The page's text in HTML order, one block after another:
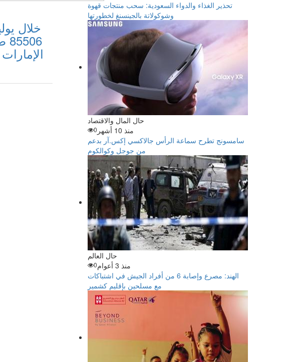
خلال
تحذير الغذاء والدواء السعودية: سحب منتجات قهوة
وشوكولاتة بالجينسنغ لخطورتها
حال المال والاقتصاد
منذ 10 أشهر
0
سامسونج تطرح سماعة الرأس جالاكسي إكس.آر بدعم
من جوجل وكوالكوم
حال العالم
منذ 3 أعوام
0
الهند: مصرع وإصابة 6 من أفراد الجيش في اشتباكات
مع مسلحين بإقليم كشمير